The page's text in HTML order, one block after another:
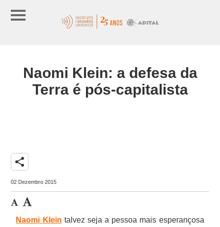
Naomi Klein: a defesa da
Terra é pós-capitalista
share
02 Dezembro 2015
Naomi Klein talvez seja a pessoa mais esperançosa